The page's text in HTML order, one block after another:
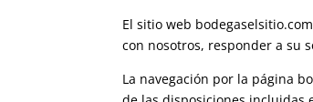
El sitio web
con nosotros, responder a su
La navegación por la página